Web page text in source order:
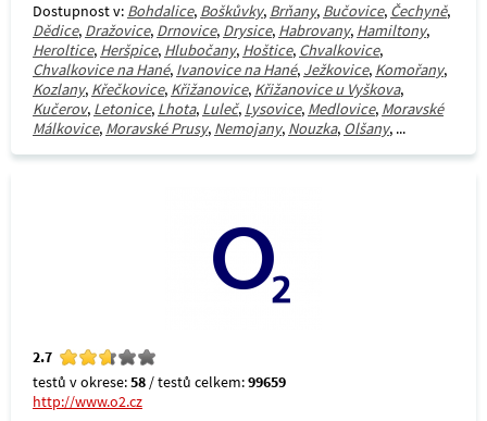
Dostupnost v: Bohdalice, Boškůvky, Brňany, Bučovice, Čechyně,
Dědice, Dražovice, Drnovice, Drysice, Habrovany, Hamiltony,
Heroltice, Heršpice, Hlubočany, Hoštice, Chvalkovice,
Chvalkovice na Hané, Ivanovice na Hané, Ježkovice, Komořany,
Kozlany, Křečkovice, Křižanovice, Křižanovice u Vyškova,
Kučerov, Letonice, Lhota, Luleč, Lysovice, Medlovice, Moravské
Málkovice, Moravské Prusy, Nemojany, Nouzka, Olšany, ...
2.7
testů v okrese:58 / testů celkem:99659
http://www.o2.cz